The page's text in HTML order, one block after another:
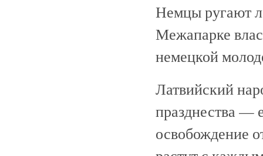
Немцы ругают
Межапарке
немецкой
Латвийский
празднества —
освобождение